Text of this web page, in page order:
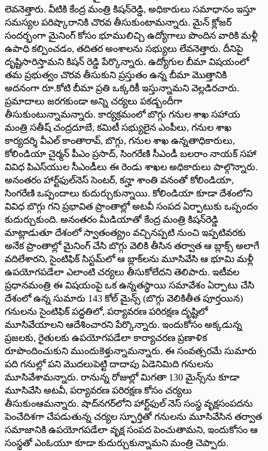
లెవనెత్తారు. వీటికి కేంద్ర మంత్రి కిషన్‌రెడ్డి, అధికారులు సమాధానం ఇస్తూ
సమస్యల పరిష్కారానికి చొరవ తీసుకుంటామన్నారు. మైన్‌ క్లోజర్‌
సందర్భంగా మైనింగ్‌ కోసం భూములిచ్చి ఉద్యోగాలు పొందిన వారికి మళ్లీ
ఉపాధి కల్పించడం, తదితర అంశాలను సభ్యులు లేవనెత్తారు. దీనిపై
దృష్టిసారిస్తామని కిషన్‌ రెడ్డి పేర్కొన్నారు. ఉద్యోగుల బీమా విషయంలో
తమ ప్రభుత్వం చొరవ తీసుకుని ప్రస్తుతం ఉన్న బీమా మొత్తానికి
అదనంగా రూ.కోటి బీమా ప్రతి ఒక్కరికీ ఇస్తున్నామని వెల్లడిరచారు.
ప్రమాదాలు జరగకుండా అన్ని చర్యలు పకడ్బందీగా
తీసుకుంటున్నామన్నారు. కార్యక్రమంలో బొగ్గు గనుల శాఖ సహాయ
మంత్రి సతీష్‌ చంద్రదూబే, కమిటీ సభ్యులైన ఎంపీలు, గనుల శాఖ
కార్యదర్శి వీఎల్‌ కాంతారావ్‌, బొగ్గు, గనుల శాఖ ఉన్నతాధికారులు,
కోలిండియా చైర్మన్‌ పీఎం ప్రసాద్‌, సింగరేణి సీఎండీ బలరాం నాయక్‌ సహా
వివిధ పిఎస్‌యుల సీఎండీలు ఈ రెండు శాఖల అధికారులు పాల్గొన్నారు.
అనంతరం హార్ట్‌ఫుల్‌నెస్‌ సెంటర్‌, కన్హా శాంతి వనంతో కోలిండియా,
సింగరేణి ఒప్పందాలు కుదుర్చుకున్నాయి. కోలిండియా కూడా దేశంలోని
వివిధ బొగ్గు గని ప్రభావిత ప్రాంతాల్లో అటవీ సంపద ఏర్పాటుకు ఒప్పందం
కుదుర్చుకుంది. అనంతరం మీడియాతో కేంద్ర మంత్రి కిషన్‌రెడ్డి
మాట్లాడుతూ దేశంలో స్వాతంత్య్రం వచ్చినప్పటి నుంచి ఇప్పటివరకు
అనేక ప్రాంతాల్లో మైనింగ్‌ చేసి బొగ్గు వెలికి తీసిన తర్వాత ఆ బ్లాక్స్‌ అలాగే
వదిలేశారని, సైంటిఫిక్‌ సిస్టమ్‌లో ఆ బ్లాక్‌లను మూసివేసి ఆ భూమి మళ్లీ
ఉపయోగపడేలా ఎలాంటి చర్యలు తీసుకోలేదని తెలిపారు. ఇటీవల
ప్రధానమంత్రి ఈ విషయంపై ఒక ఉన్నతస్థాయి సమావేశం ఏర్పాటు చేసి
దేశంలో ఉన్న సుమారు 143 కోల్‌ మైన్స్‌ (బొగ్గు వెలికితీత పూర్తయిన)
గనులను సైంటిఫిక్‌ పద్ధతిలో, పర్యావరణ పరిరక్షణ దృష్టిలో
మూసివేయాలని ఆదేశించారని పేర్కొన్నారు. ఇందుకోసం అక్కడున్న
ప్రజలకు, రైతులకు ఉపయోగపడేలా కార్యాచరణ ప్రణాళిక
రూపొందించుకుని ముందుకెళ్తున్నామన్నారు. ఈ సంవత్సరమే సుమారు
పది గనుల్లో పని మొదలుపెట్టి దాదాపు ఏడెనిమిది గనులను
మూసివేశామన్నారు. రానున్న రోజుల్లో మిగతా 130 మైన్స్‌ను కూడా
మూసివేసి అటవీ, పర్యావరణ పరిరక్షణ కోసం చర్యలు
తీసుకుంఆమన్నారు. షాద్‌నగర్‌లోని హార్ట్‌ఫుల్‌ నెస్‌ సంస్థ వృక్షసంపదను
పెంచేదిశగా చేపడుతున్న చర్యల స్ఫూర్తితో గనులను మూసివేసిన తర్వాత
సమాజానికి ఉపయోగపడేలా వృక్ష సంపద పెంచుతామని, ఇందుకోసం ఆ
సంస్థతో ఎంఓయూ కూడా కుదుర్చుకున్నామని మంత్రి చెప్పారు.